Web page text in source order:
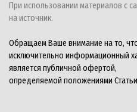
При использовании материалов с
на источник.
Обращаем Ваше внимание на то,
исключительно информационный
является публичной офертой,
определяемой положениями